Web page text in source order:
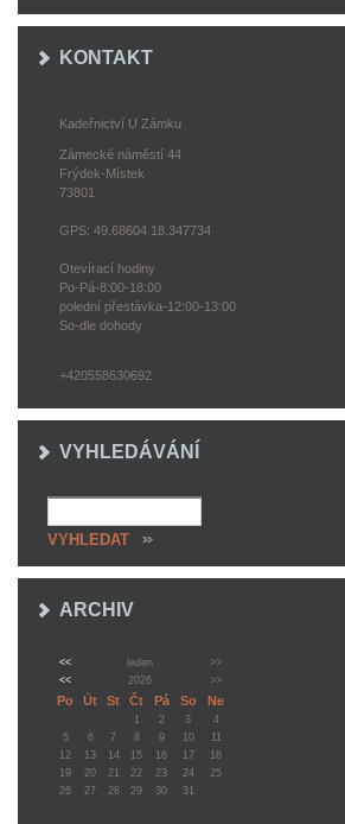
KONTAKT
Kadeřnictví U Zámku
Zámecké náměstí 44
Frýdek-Místek
73801
GPS: 49.68604 18.347734
Otevírací hodiny
Po-Pá-8:00-18:00
polední přestávka-12:00-13:00
So-dle dohody
+420558630692
VYHLEDÁVÁNÍ
ARCHIV
<< leden
>>
<<
2026 >>
Po Út St Čt Pá So Ne
1 2 3
4
5
6 7 8 9 10
11
12
13 14 15 16 17
18
19
20 21 22 23 24
25
26
27 28 29 30 31